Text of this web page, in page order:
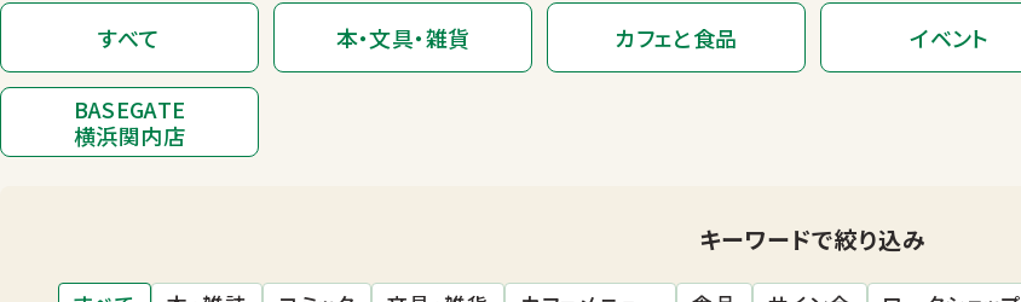
すべて 本・文具・雑貨 カフェと食品 イベント
BASEGATE
横浜関内店
キーワードで絞り込み